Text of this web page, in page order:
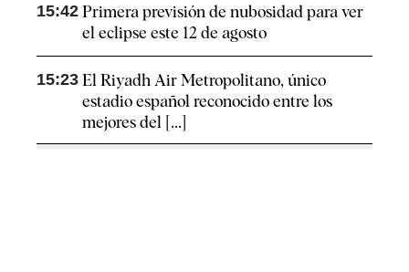
15:42 Primera previsión de nubosidad para ver
el eclipse este 12 de agosto
15:23 El Riyadh Air Metropolitano, único
estadio español reconocido entre los
mejores del [...]